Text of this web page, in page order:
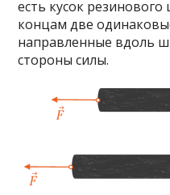
есть кусок
концам две
направленные вдоль
стороны силы.